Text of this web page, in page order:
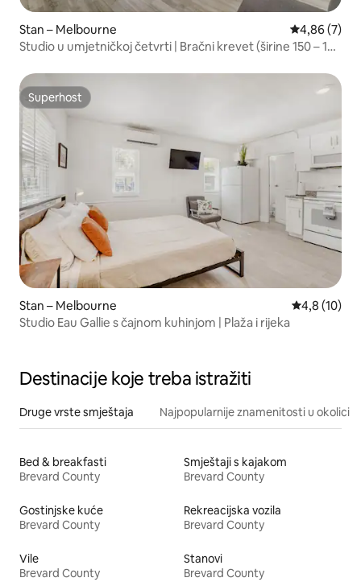
Stan – Melbourne Prosječna
4,86 (7)
Studio u umjetničkoj četvrti | Bračni krevet (širine 150 – 179
Superhost
Superhost
Stan – Melbourne Prosječna
4,8 (10)
Studio Eau Gallie s čajnom kuhinjom | Plaža i rijeka
Destinacije koje treba istražiti
Druge vrste smještaja Najpopularnije znamenitosti u okolici
Bed & breakfasti
Brevard County
Smještaji s kajakom
Brevard County
Gostinjske kuće
Brevard County
Rekreacijska vozila
Brevard County
Vile
Brevard County
Stanovi
Brevard County